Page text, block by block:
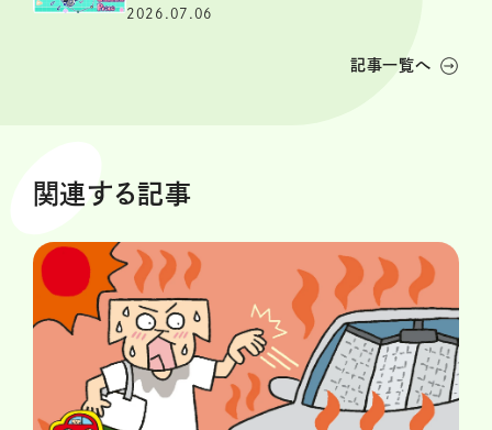
2026.07.06
記事一覧へ
関連する記事